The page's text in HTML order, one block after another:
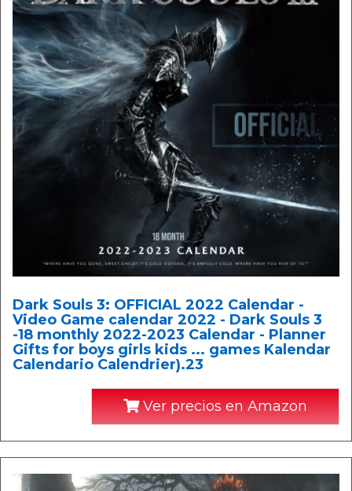
Dark Souls 3: OFFICIAL 2022 Calendar -
Video Game calendar 2022 - Dark Souls 3
-18 monthly 2022-2023 Calendar - Planner
Gifts for boys girls kids ... games Kalendar
Calendario Calendrier).23
Ver precios en Amazon